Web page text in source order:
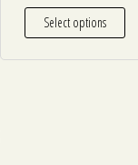
Select options